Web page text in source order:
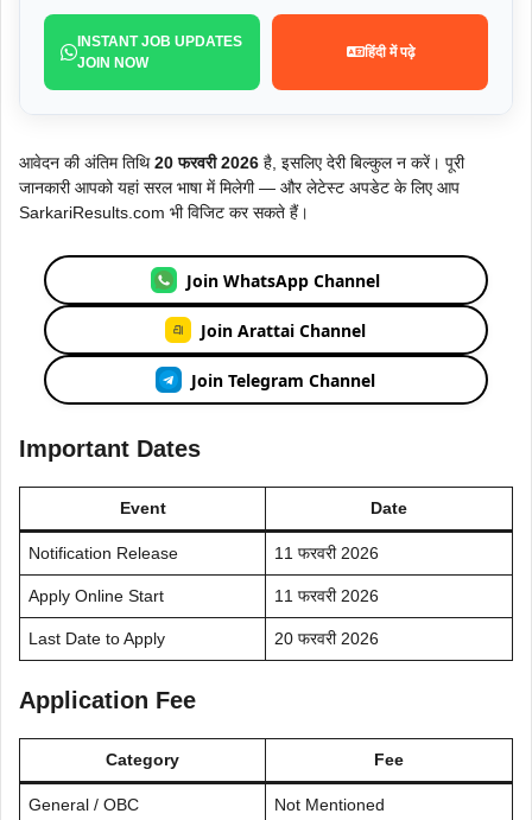
INSTANT JOB UPDATES
JOIN NOW
हिंदी में पढ़े
आवेदन की अंतिम तिथि20 फरवरी 2026 है, इसलिए देरी बिल्कुल न करें। पूरी
जानकारी आपको यहां सरल भाषा में मिलेगी — और लेटेस्ट अपडेट के लिए आप
SarkariResults.com भी विजिट कर सकते हैं।
Join WhatsApp Channel
Join Arattai Channel
Join Telegram Channel
Important Dates
Event Date
Notification Release 11 फरवरी 2026
Apply Online Start 11 फरवरी 2026
Last Date to Apply 20 फरवरी 2026
Application Fee
Category Fee
General / OBC Not Mentioned